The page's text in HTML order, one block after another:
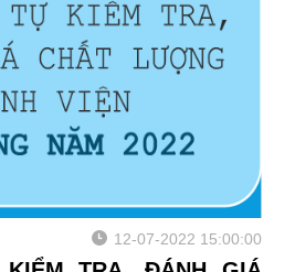
12-07-2022 15:00:00